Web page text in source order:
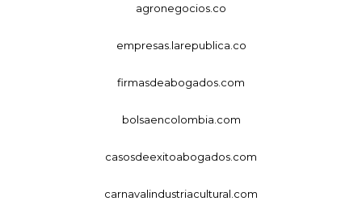
agronegocios.co
empresas.larepublica.co
firmasdeabogados.com
bolsaencolombia.com
casosdeexitoabogados.com
carnavalindustriacultural.com